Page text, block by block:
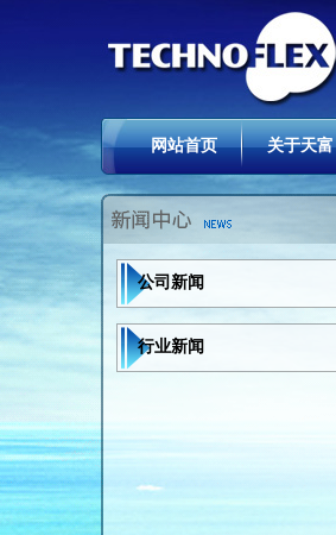
网站首页 关于天富
公司新闻
行业新闻